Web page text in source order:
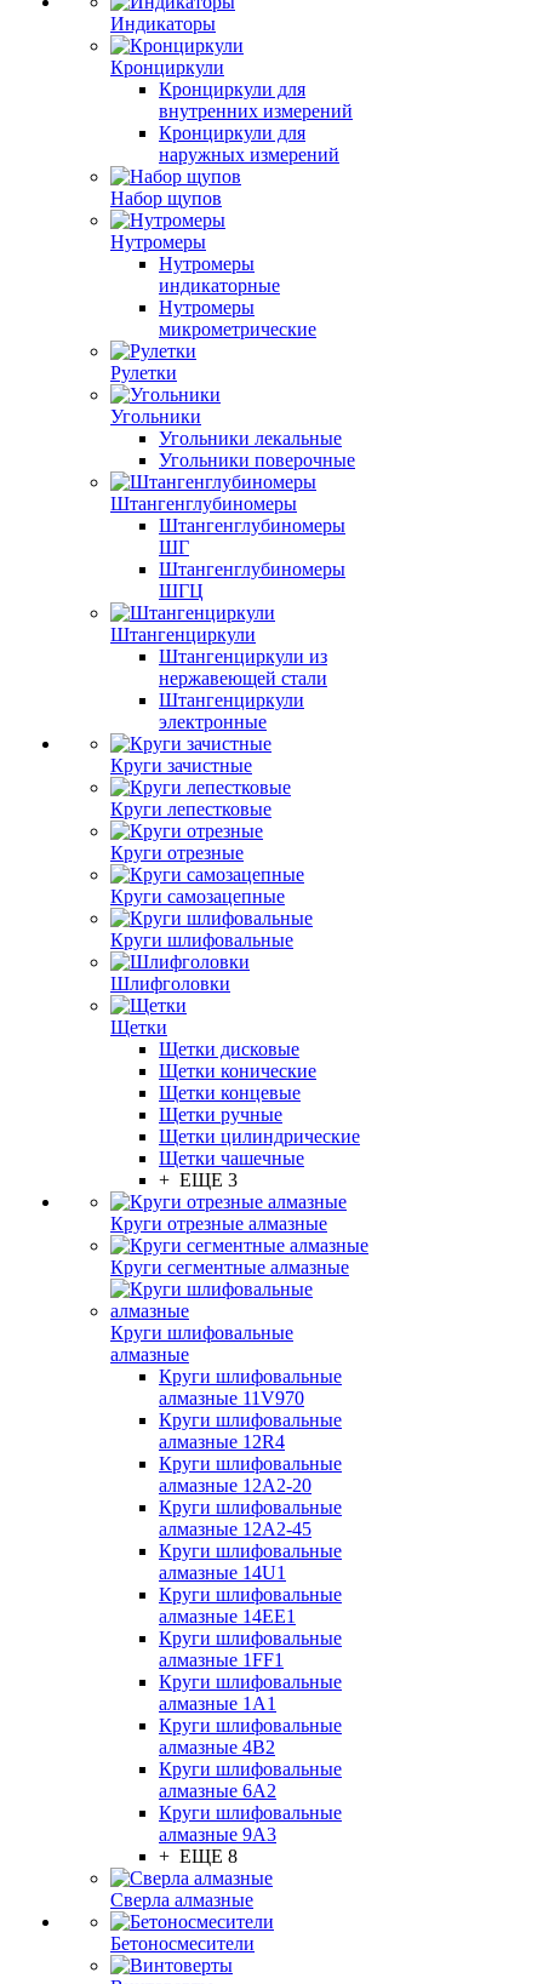
Индикаторы
Кронциркули
Кронциркули для
внутренних измерений
Кронциркули для
наружных измерений
Набор щупов
Нутромеры
Нутромеры
индикаторные
Нутромеры
микрометрические
Рулетки
Угольники
Угольники лекальные
Угольники поверочные
Штангенглубиномеры
Штангенглубиномеры
ШГ
Штангенглубиномеры
ШГЦ
Штангенциркули
Штангенциркули из
нержавеющей стали
Штангенциркули
электронные
Круги зачистные
Круги лепестковые
Круги отрезные
Круги самозацепные
Круги шлифовальные
Шлифголовки
Щетки
Щетки дисковые
Щетки конические
Щетки концевые
Щетки ручные
Щетки цилиндрические
Щетки чашечные
+ ЕЩЕ 3
Круги отрезные алмазные
Круги сегментные алмазные
Круги шлифовальные
алмазные
Круги шлифовальные
алмазные 11V970
Круги шлифовальные
алмазные 12R4
Круги шлифовальные
алмазные 12А2-20
Круги шлифовальные
алмазные 12А2-45
Круги шлифовальные
алмазные 14U1
Круги шлифовальные
алмазные 14ЕЕ1
Круги шлифовальные
алмазные 1FF1
Круги шлифовальные
алмазные 1А1
Круги шлифовальные
алмазные 4В2
Круги шлифовальные
алмазные 6A2
Круги шлифовальные
алмазные 9А3
+ ЕЩЕ 8
Сверла алмазные
Бетоносмесители